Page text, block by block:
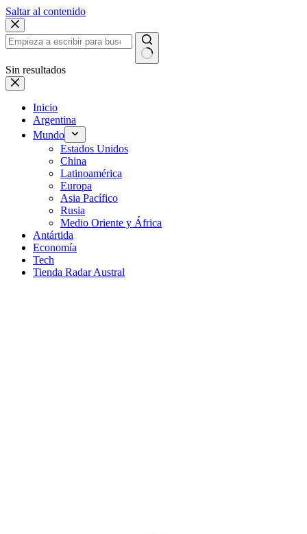
Saltar al contenido
Sin resultados
Inicio
Argentina
Mundo
Estados Unidos
China
Latinoamérica
Europa
Asia Pacífico
Rusia
Medio Oriente y África
Antártida
Economía
Tech
Tienda Radar Austral